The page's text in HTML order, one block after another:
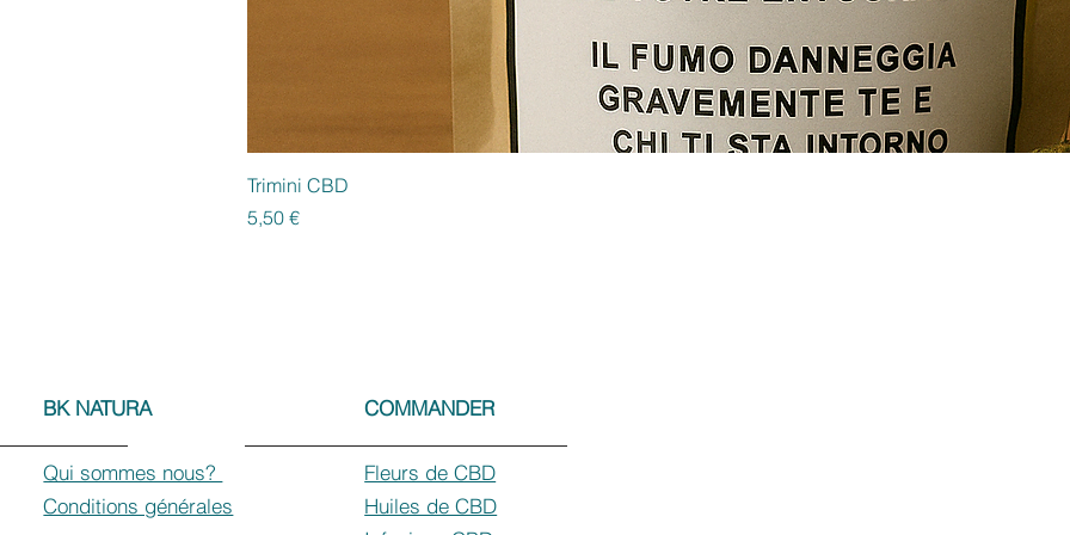
Trimini CBD
Cena
5,50 €
BK NATURA
Qui sommes nous?
Conditions générales
COMMANDER
Fleurs de CBD
Huiles de CBD